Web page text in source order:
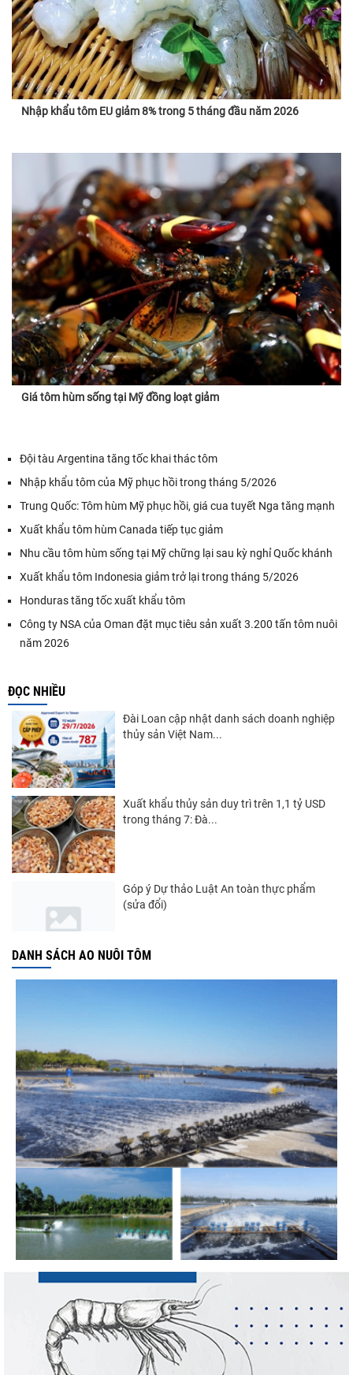
Nhập khẩu tôm EU giảm 8% trong 5 tháng đầu năm 2026
Giá tôm hùm sống tại Mỹ đồng loạt giảm
Đội tàu Argentina tăng tốc khai thác tôm
Nhập khẩu tôm của Mỹ phục hồi trong tháng 5/2026
Trung Quốc: Tôm hùm Mỹ phục hồi, giá cua tuyết Nga tăng mạnh
Xuất khẩu tôm hùm Canada tiếp tục giảm
Nhu cầu tôm hùm sống tại Mỹ chững lại sau kỳ nghỉ Quốc khánh
Xuất khẩu tôm Indonesia giảm trở lại trong tháng 5/2026
Honduras tăng tốc xuất khẩu tôm
Công ty NSA của Oman đặt mục tiêu sản xuất 3.200 tấn tôm nuôi
năm 2026
ĐỌC NHIỀU
Đài Loan cập nhật danh sách doanh nghiệp
thủy sản Việt Nam...
Xuất khẩu thủy sản duy trì trên 1,1 tỷ USD
trong tháng 7: Đà...
Góp ý Dự thảo Luật An toàn thực phẩm
(sửa đổi)
Thuế Mục 301 và bài toán thích ứng của
tôm Việt tại thị...
Nguồn cung giảm, giá cá rô phi Trung Quốc
tiếp tục tăng
Điểm tin thủy sản thế giới ngày 3/8/2026
Trung Quốc tăng mạnh nhập khẩu mực,
trong khi nguồn cung...
DANH SÁCH AO NUÔI TÔM